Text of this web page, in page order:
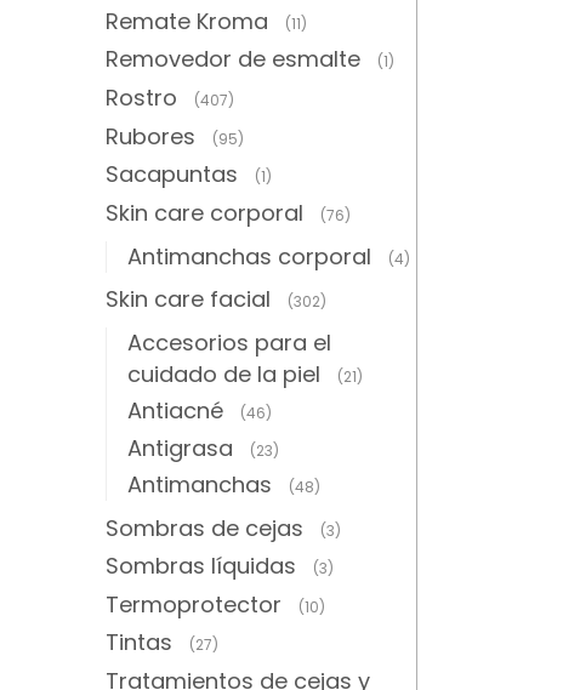
Remate Kroma (11)
Removedor de esmalte (1)
Rostro (407)
Rubores (95)
Sacapuntas (1)
Skin care corporal (76)
Antimanchas corporal (4)
Skin care facial (302)
Accesorios para el
cuidado de la piel
(21)
Antiacné (46)
Antigrasa (23)
Antimanchas (48)
Sombras de cejas (3)
Sombras líquidas (3)
Termoprotector (10)
Tintas (27)
Tratamientos de cejas y